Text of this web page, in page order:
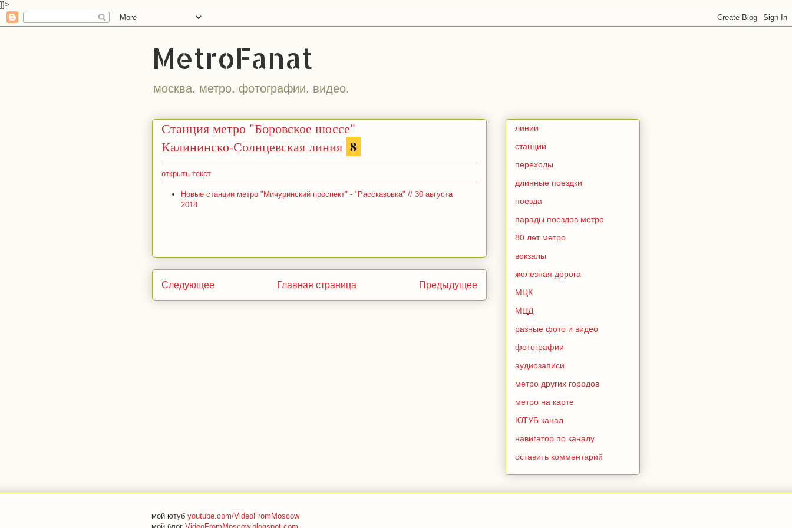
]]>
MetroFanat
москва. метро. фотографии. видео.
Станция метро "Боровское шоссе"
Калининско-Солнцевская линия 8
открыть текст
Новые станции метро "Мичуринский проспект" - "Рассказовка" // 30 августа
2018
Следующее Предыдущее
Главная страница
линии
станции
переходы
длинные поездки
поезда
парады поездов метро
80 лет метро
вокзалы
железная дорога
МЦК
МЦД
разные фото и видео
фотографии
аудиозаписи
метро других городов
метро на карте
ЮТУБ канал
навигатор по каналу
оставить комментарий
мой ютуб youtube.com/VideoFromMoscow